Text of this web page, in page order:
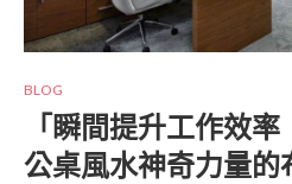
BLOG
「瞬間提升工作效
公桌風水神奇力量的